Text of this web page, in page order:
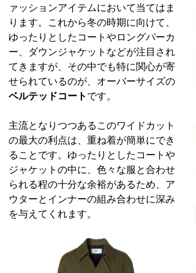
ァッションアイテムにおいて当てはま
ります。これから冬の時期に向けて、
ゆったりとしたコートやロングパーカ
ー、ダウンジャケットなどが注目され
てきますが、その中でも特に関心が寄
せられているのが、オーバーサイズの
ベルテッドコート です。
主流となりつつあるこのワイドカット
の最大の利点は、重ね着が簡単にでき
ることです。ゆったりとしたコートや
ジャケットの中に、色々な服と合わせ
られる程の十分な余裕があるため、ア
ウターとインナーの組み合わせに深み
を与えてくれます。